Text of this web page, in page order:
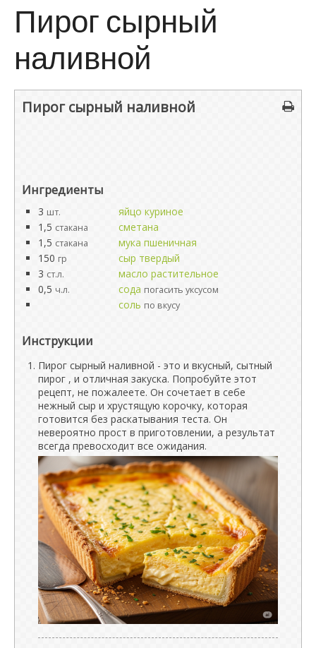
Пирог сырный
наливной
Пирог сырный наливной
Ингредиенты
3 шт.
яйцо куриное
1,5 стакана
сметана
1,5 стакана
мука пшеничная
150 гр
сыр твердый
3 ст.л.
масло растительное
0,5 ч.л. сода погасить уксусом
соль по вкусу
Инструкции
Пирог сырный наливной - это и вкусный, сытный
пирог , и отличная закуска. Попробуйте этот
рецепт, не пожалеете. Он сочетает в себе
нежный сыр и хрустящую корочку, которая
готовится без раскатывания теста. Он
невероятно прост в приготовлении, а результат
всегда превосходит все ожидания.